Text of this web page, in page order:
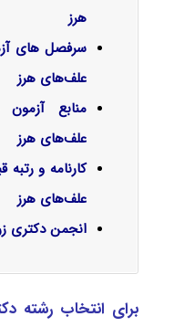
هرز
سرفصل‌ های
علف‌های هرز
منابع
علف‌های هرز
کارنامه و
علف‌های هرز
انجمن دکتری
برای انتخاب رشته